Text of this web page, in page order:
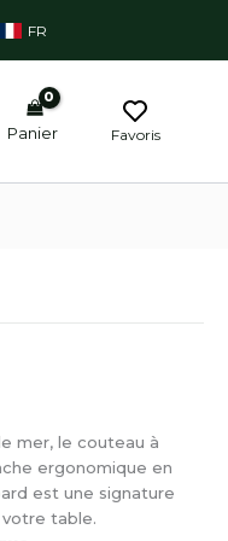
FR
Panier Favoris
mer, le couteau à
ergonomique en
est une signature
votre table.